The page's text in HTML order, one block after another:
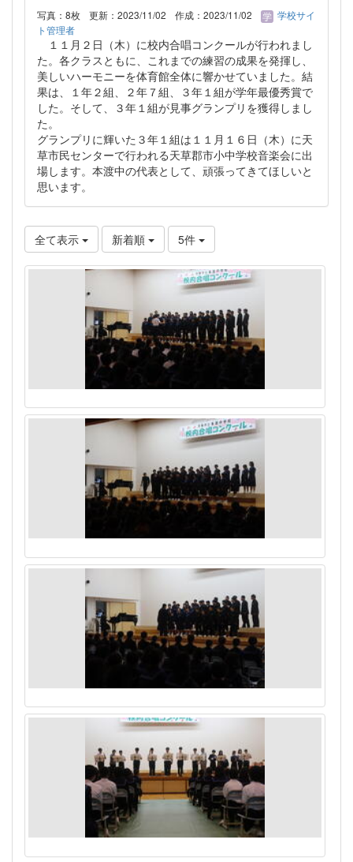
写真：8枚 更新：2023/11/02 作成：2023/11/02
学校サイ
ト管理者
１１月２日（木）に校内合唱コンクールが行われまし
た。各クラスともに、これまでの練習の成果を発揮し、
美しいハーモニーを体育館全体に響かせていました。結
果は、１年２組、２年７組、３年１組が学年最優秀賞で
した。そして、３年１組が見事グランプリを獲得しまし
た。
グランプリに輝いた３年１組は１１月１６日（木）に天
草市民センターで行われる天草郡市小中学校音楽会に出
場します。本渡中の代表として、頑張ってきてほしいと
思います。
全て表示 新着順 5件